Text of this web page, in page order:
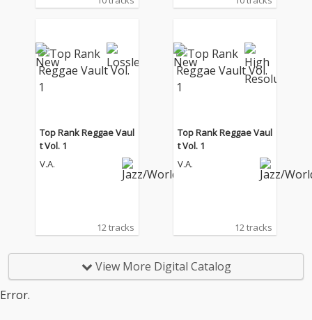
Top Rank Reggae Vaul
t Vol. 1
V.A.
12 tracks
Top Rank Reggae Vaul
t Vol. 1
V.A.
12 tracks
View More Digital Catalog
Error.